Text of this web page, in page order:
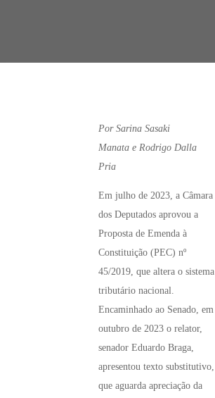
Por Sarina Sasaki
Manata e Rodrigo Dalla
Pria
Em julho de 2023, a Câmara
dos Deputados aprovou a
Proposta de Emenda à
Constituição (PEC) nº
45/2019, que altera o sistema
tributário nacional.
Encaminhado ao Senado, em
outubro de 2023 o relator,
senador Eduardo Braga,
apresentou texto substitutivo,
que aguarda apreciação da